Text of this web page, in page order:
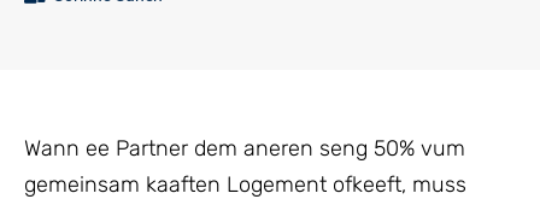
Wann ee Partner dem aneren seng 50% vum
gemeinsam kaaften Logement ofkeeft, muss